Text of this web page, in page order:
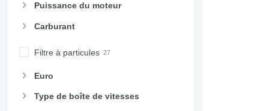
Puissance du moteur
Carburant
Filtre à particules
Euro
Type de boîte de vitesses